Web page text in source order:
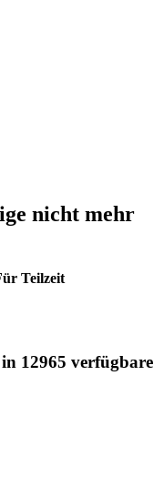
nicht mehr
Teilzeit
12965 verfügbare